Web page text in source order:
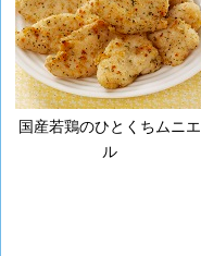
国産若鶏のひとくちムニエ
ル